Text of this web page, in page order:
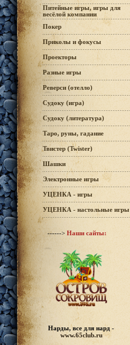
Питейные игры, игры для
весёлой компании
Покер
Приколы и фокусы
Проекторы
Разные игры
Реверси (отелло)
Судоку (игра)
Судоку (литература)
Таро, руны, гадание
Твистер (Twister)
Шашки
Электронные игры
УЦЕНКА - игры
УЦЕНКА - настольные игры
------> Наши сайты:
Нарды, все для нард -
www.65club.ru